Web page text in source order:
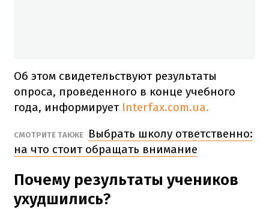
Об этом свидетельствуют результаты
опроса, проведенного в конце учебного
года, информирует Interfax.com.ua.
СМОТРИТЕ ТАКЖЕ
Выбрать школу ответственно:
на что стоит обращать внимание
Почему результаты учеников
ухудшились?